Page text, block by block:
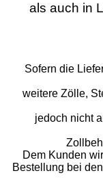
als auch in
Sofern die
weitere Zölle,
jedoch nicht
Dem Kunden
Bestellung bei